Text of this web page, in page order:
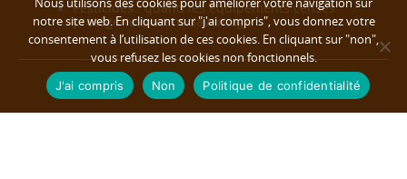
Pesticides : quand les équipements censés
protéger exposent davantage
notre site web. En cliquant sur "j'ai compris", vous donnez votre
consentement à l’utilisation de ces cookies. En cliquant sur "non",
vous refusez les cookies non fonctionnels.
J'ai compris Non Politique de confidentialité